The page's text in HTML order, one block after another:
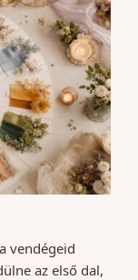
vendégeid
az első dal,